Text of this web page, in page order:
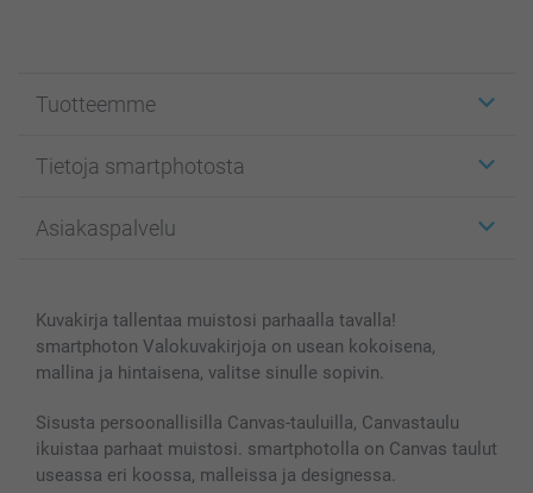
Tuotteemme
Kuvakortit
Kuvakirjat
Kännykkä & Tabletti
MyNameBook
Valokuvakehykset & Lisätarvikkeet
Lahjakortti
Kaikki kuvatuotteet
Tietoja smartphotosta
Affiliate ohjelma
Sivukartta
Ehdot/takuut
Asiakaspalvelu
smartbonus
Hinnat & maksutavat
Kuvakirja tallentaa muistosi parhaalla tavalla!
smartphoton Valokuvakirjoja on usean kokoisena,
mallina ja hintaisena, valitse sinulle sopivin.
Sisusta persoonallisilla Canvas-tauluilla, Canvastaulu
ikuistaa parhaat muistosi. smartphotolla on Canvas taulut
useassa eri koossa, malleissa ja designessa.